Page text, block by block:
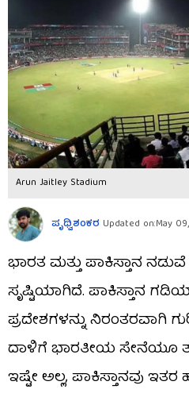
Arun Jaitley Stadium
ಪೃಥ್ವಿಶಂಕರ Updated on:May
ಭಾರತ ಮತ್ತು ಪಾಕಿಸ್ತಾನ
ಸೃಷ್ಟಿಯಾಗಿದೆ. ಪಾಕಿಸ್ತಾನ
ಪ್ರದೇಶಗಳನ್ನು ನಿರಂತರವಾಗಿ
ದಾಳಿಗೆ ಭಾರತೀಯ ಸೇನೆಯೂ ತಕ್ಕ
ಇಷ್ಟೇ ಅಲ್ಲ, ಪಾಕಿಸ್ತಾನವು ಇತರ